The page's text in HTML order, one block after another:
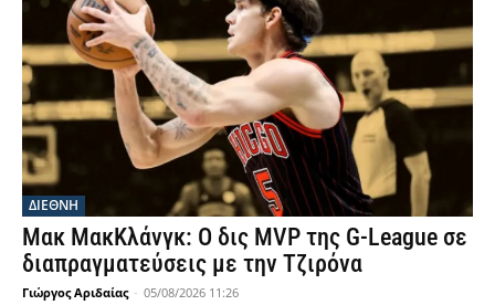
ΔΙΕΘΝΗ
Μακ ΜακΚλάνγκ: Ο δις MVP της G-League σε
διαπραγματεύσεις με την Τζιρόνα
Γιώργος Αριδαίας - 05/08/2026 11:26